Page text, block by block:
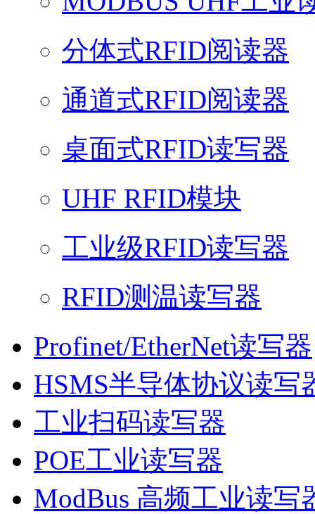
分体式RFID阅读器
通道式RFID阅读器
桌面式RFID读写器
UHF RFID模块
工业级RFID读写器
RFID测温读写器
Profinet/EtherNet读写器
HSMS半导体协议读写
工业扫码读写器
POE工业读写器
ModBus 高频工业读写